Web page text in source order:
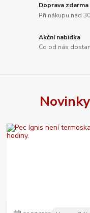
Doprava zdarma
Při nákupu nad
Akční nabídka
Co od nás